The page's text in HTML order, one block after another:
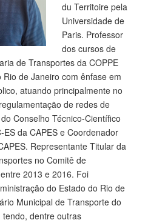
du Territoire pela
Universidade de
Paris. Professor
dos cursos de
de Transportes da COPPE
de Janeiro com ênfase em
atuando principalmente no
de redes de
Conselho Técnico-Científico
da CAPES e Coordenador
Representante Titular da
no Comitê de
2013 e 2016. Foi
do Estado do Rio de
Municipal de Transporte do
dentre outras